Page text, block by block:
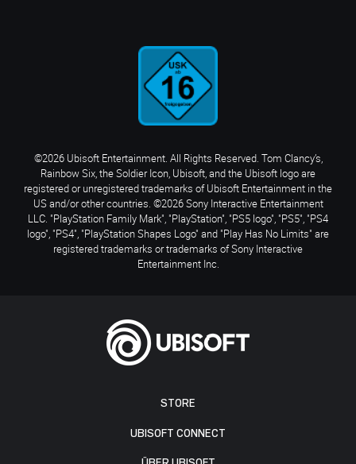
STORE
UBISOFT CONNECT
©2026 Ubisoft Entertainment. All Rights Reserved. Tom Clancy’s,
Rainbow Six, the Soldier Icon, Ubisoft, and the Ubisoft logo are
registered or unregistered trademarks of Ubisoft Entertainment in the
US and/or other countries. ©2026 Sony Interactive Entertainment
LLC. "PlayStation Family Mark", "PlayStation", "PS5 logo", "PS5", "PS4
logo", "PS4", "PlayStation Shapes Logo" and "Play Has No Limits" are
registered trademarks or trademarks of Sony Interactive
Entertainment Inc.